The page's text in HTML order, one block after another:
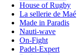
House of Rugby
La sellerie de Maé
Made in Paradis
Nauti-wave
On-Fight
Padel-Expert